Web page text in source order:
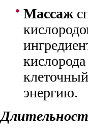
Массаж
энергию.